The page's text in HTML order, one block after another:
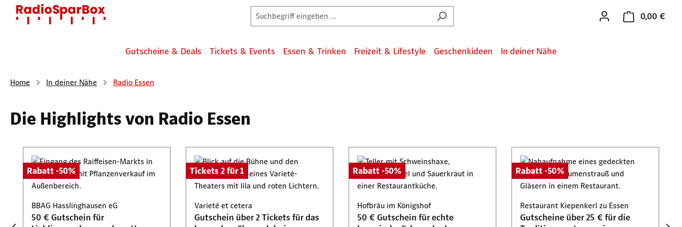
Hauptinhalt springen
Zur Suche springen
Zur Hauptnavigation springen 0,00 €
Gutscheine & Deals Tickets & Events Essen & Trinken Freizeit & Lifestyle Geschenkideen In deiner Nähe
Home In deiner Nähe Radio Essen
Die Highlights von Radio Essen
Rabatt -50%
BBAG Hasslinghausen eG
50 € Gutschein für
Tickets 2 für 1
Varieté et cetera
Gutschein über 2 Tickets für das
Rabatt -50%
Hofbräu im Königshof
50 € Gutschein für echte
Rabatt -50%
Restaurant Kiepenkerl zu Essen
Gutscheine über 25 € für die